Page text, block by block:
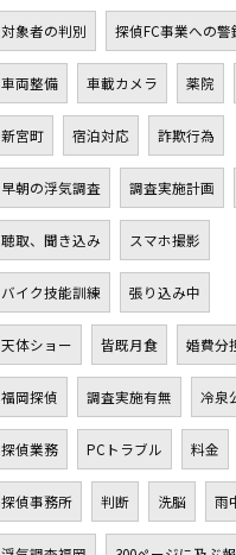
対象者の判別 探偵FC事業への警
車両整備 車載カメラ 薬院
新宮町 宿泊対応 詐欺行為
早朝の浮気調査 調査実施計画
聴取、聞き込み スマホ撮影
バイク技能訓練 張り込み中
天体ショー 皆既月食 婚費分
福岡探偵 調査実施有無 冷泉
探偵業務 PCトラブル 料金
探偵事務所 判断 洗脳 雨